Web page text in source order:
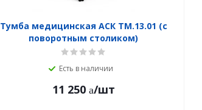
Тумба медицинская АСК ТМ.13.01 (с
поворотным столиком)
Есть в наличии
11 250 /шт